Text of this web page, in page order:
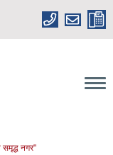
समृद्ध नगर"